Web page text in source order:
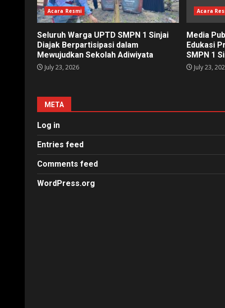
Acara Resmi
Seluruh Warga UPTD SMPN 1 Sinjai
Diajak Berpartisipasi dalam
Mewujudkan Sekolah Adiwiyata
July 23, 2026
Acara
Media
Edukasi
SMPN 1
July 23,
META
Log in
Entries feed
Comments feed
WordPress.org